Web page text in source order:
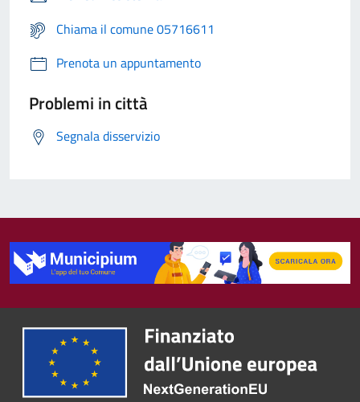
Chiama il comune 05716611
Prenota un appuntamento
Problemi in città
Segnala disservizio